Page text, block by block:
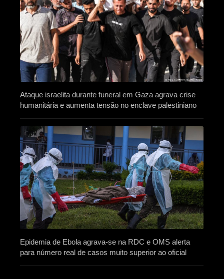
Ataque israelita durante funeral em Gaza agrava crise
humanitária e aumenta tensão no enclave palestiniano
Epidemia de Ebola agrava-se na RDC e OMS alerta
para número real de casos muito superior ao oficial